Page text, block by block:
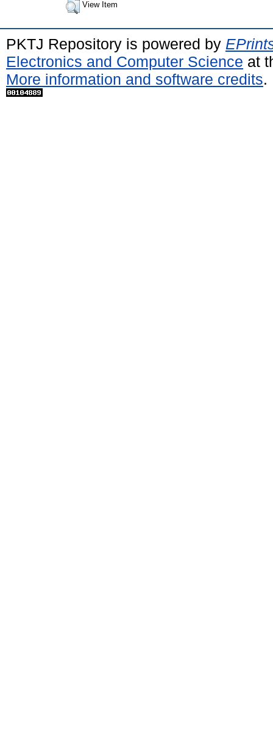
View Item
PKTJ Repository is powered by
Electronics and Computer Science at
More information and software credits.